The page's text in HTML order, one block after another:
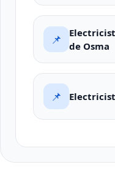
📌
de Osma
📌